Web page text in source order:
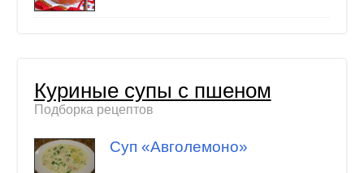
Куриные супы с пшеном
Подборка рецептов
Суп «Авголемоно»